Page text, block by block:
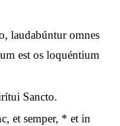
laudabúntur omnes
est os loquéntium
Sancto.
et semper, * et in